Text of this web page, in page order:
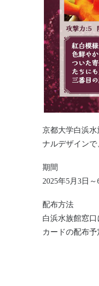
京都大学白浜
ナルデザインで
期間
2025年5月3日～
配布方法
白浜水族館窓
カードの配布